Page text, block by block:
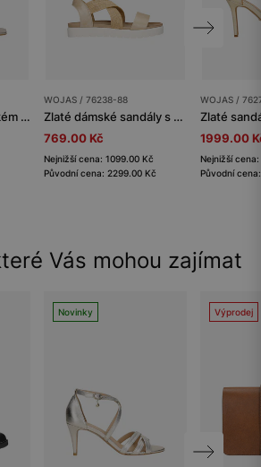
Zlaté sandály na nízkém podpatku s pleteným řemínkem
WOJAS / 76238-88
Zlaté dámské sandály s pletenými textilními pásky
769.00 Kč
Nejnižší cena: 1099.00 Kč
Původní cena: 2299.00 Kč
WOJAS /
1999.00
Nejnižší
Původní
Vás mohou zajímat
Novinky Výprodej